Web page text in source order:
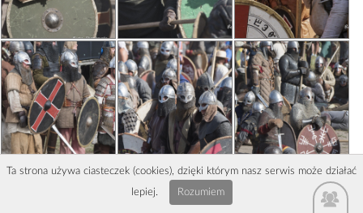
Ta strona używa ciasteczek (cookies), dzięki którym nasz serwis może działać
lepiej.
Rozumiem